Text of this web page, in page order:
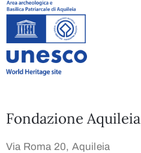
Fondazione Aquileia
Via Roma 20, Aquileia